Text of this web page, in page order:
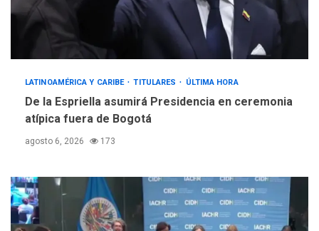
LATINOAMÉRICA Y CARIBE TITULARES ÚLTIMA HORA
De la Espriella asumirá Presidencia en ceremonia
atípica fuera de Bogotá
agosto 6, 2026 173